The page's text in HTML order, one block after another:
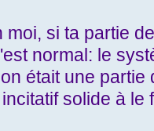
moi, si ta partie
normal: le
était une
solide à le